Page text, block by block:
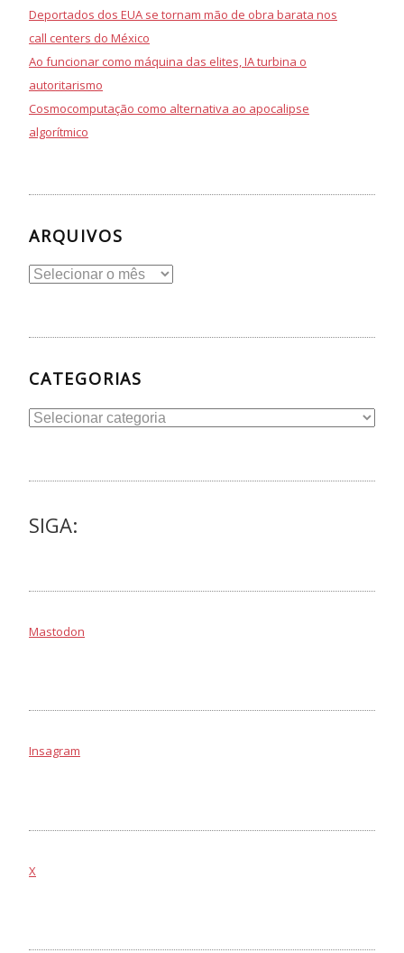
Deportados dos EUA se tornam mão de obra barata nos
call centers do México
Ao funcionar como máquina das elites, IA turbina o
autoritarismo
Cosmocomputação como alternativa ao apocalipse
algorítmico
ARQUIVOS
Arquivos
CATEGORIAS
Categorias
SIGA:
Mastodon
Insagram
X